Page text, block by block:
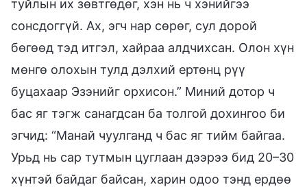
туйлын их зөвтгөдөг, хэн нь ч хэнийгээ
сонсдоггүй. Ах, эгч нар сөрөг, сул дорой
бөгөөд тэд итгэл, хайраа алдчихсан. Олон хүн
мөнгө олохын тулд дэлхий ертөнц рүү
буцахаар Эзэнийг орхисон.” Миний дотор ч
бас яг тэгж санагдсан ба толгой дохингоо би
эгчид: “Манай чуулганд ч бас яг тийм байгаа.
Урьд нь сар тутмын цуглаан дээрээ бид 20–30
хүнтэй байдаг байсан, харин одоо тэнд ердөө